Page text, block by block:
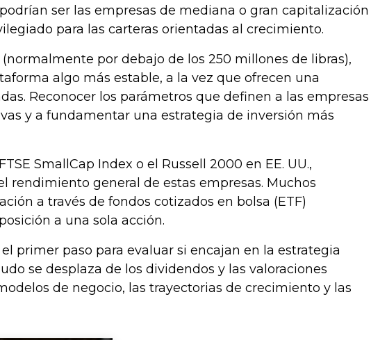
ser las empresas de mediana o gran capitalización
para las carteras orientadas al crecimiento.
por debajo de los 250 millones de libras),
algo más estable, a la vez que ofrecen una
Reconocer los parámetros que definen a las empresas
y a fundamentar una estrategia de inversión más
SmallCap Index o el Russell 2000 en EE. UU.,
rendimiento general de estas empresas. Muchos
a través de fondos cotizados en bolsa (ETF)
a una sola acción.
primer paso para evaluar si encajan en la estrategia
se desplaza de los dividendos y las valoraciones
de negocio, las trayectorias de crecimiento y las